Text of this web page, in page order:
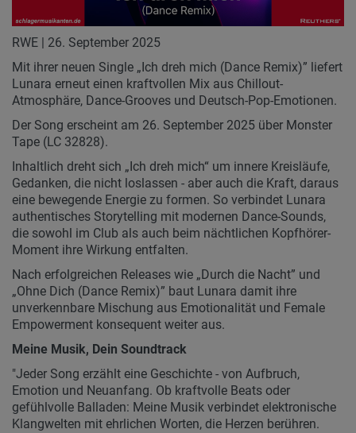
RWE | 26. September 2025
Mit ihrer neuen Single „Ich dreh mich (Dance Remix)” liefert
Lunara erneut einen kraftvollen Mix aus Chillout-
Atmosphäre, Dance-Grooves und Deutsch-Pop-Emotionen.
Der Song erscheint am 26. September 2025 über Monster
Tape (LC 32828).
Inhaltlich dreht sich „Ich dreh mich“ um innere Kreisläufe,
Gedanken, die nicht loslassen - aber auch die Kraft, daraus
eine bewegende Energie zu formen. So verbindet Lunara
authentisches Storytelling mit modernen Dance-Sounds,
die sowohl im Club als auch beim nächtlichen Kopfhörer-
Moment ihre Wirkung entfalten.
Nach erfolgreichen Releases wie „Durch die Nacht” und
„Ohne Dich (Dance Remix)” baut Lunara damit ihre
unverkennbare Mischung aus Emotionalität und Female
Empowerment konsequent weiter aus.
Meine Musik, Dein Soundtrack
"Jeder Song erzählt eine Geschichte - von Aufbruch,
Emotion und Neuanfang. Ob kraftvolle Beats oder
gefühlvolle Balladen: Meine Musik verbindet elektronische
Klangwelten mit ehrlichen Worten, die Herzen berühren.